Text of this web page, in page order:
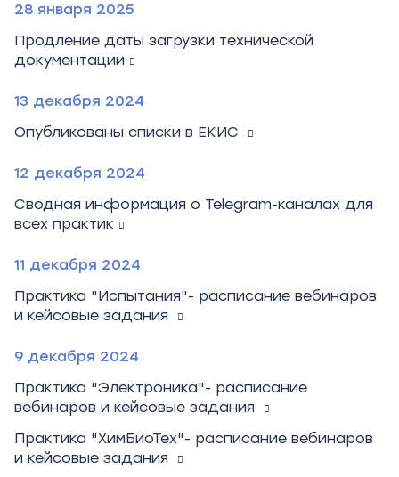
28 января 2025
Продление даты загрузки технической
документации
13 декабря 2024
Опубликованы списки в ЕКИС
12 декабря 2024
Сводная информация о Telegram-каналах для
всех практик
11 декабря 2024
Практика "Испытания"- расписание вебинаров
и кейсовые задания
9 декабря 2024
Практика "Электроника"- расписание
вебинаров и кейсовые задания
Практика "ХимБиоТех"- расписание вебинаров
и кейсовые задания